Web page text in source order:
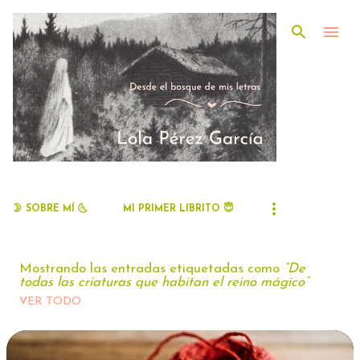
Ir al contenido principal
🌛 SOBRE MÍ 🌜 MI PRIMER LIBRITO 😇
Mostrando las entradas etiquetadas como De
todas las criaturas que habitan el reino mágico
VER TODO